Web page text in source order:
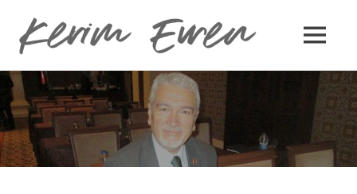
Skip
content
Kerim
Evren
Evren'in
Güncel
Yazıları
MENU